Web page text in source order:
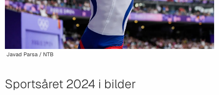
Sportsåret 2024 i bilder
Javad Parsa / NTB